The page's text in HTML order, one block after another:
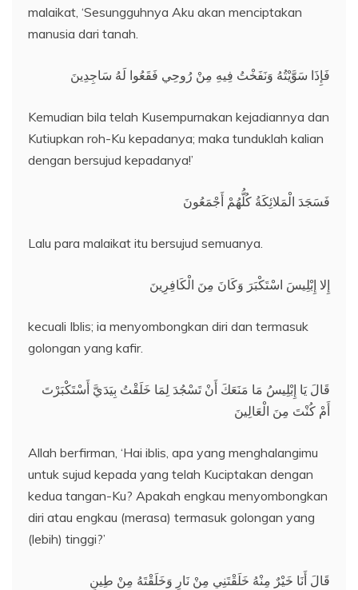
malaikat, ‘Sesungguhnya Aku akan menciptakan
manusia dari tanah.
فَإِذَا سَوَّيْتُهُ وَنَفَخْتُ فِيهِ مِنْ رُوحِي فَقَعُوا لَهُ سَاجِدِينَ
Kemudian bila telah Kusempurnakan kejadiannya dan
Kutiupkan roh-Ku kepadanya; maka tunduklah kalian
dengan bersujud kepadanya!’
فَسَجَدَ الْمَلائِكَةُ كُلُّهُمْ أَجْمَعُونَ
Lalu para malaikat itu bersujud semuanya.
إِلا إِبْلِيسَ اسْتَكْبَرَ وَكَانَ مِنَ الْكَافِرِينَ
kecuali Iblis; ia menyombongkan diri dan termasuk
golongan yang kafir.
قَالَ يَا إِبْلِيسُ مَا مَنَعَكَ أَنْ تَسْجُدَ لِمَا خَلَقْتُ بِيَدَيَّ أَسْتَكْبَرْتَ
أَمْ كُنْتَ مِنَ الْعَالِينَ
Allah berfirman, ‘Hai iblis, apa yang menghalangimu
untuk sujud kepada yang telah Kuciptakan dengan
kedua tangan-Ku? Apakah engkau menyombongkan
diri atau engkau (merasa) termasuk golongan yang
(lebih) tinggi?’
قَالَ أَنَا خَيْرٌ مِنْهُ خَلَقْتَنِي مِنْ نَارٍ وَخَلَقْتَهُ مِنْ طِينٍ